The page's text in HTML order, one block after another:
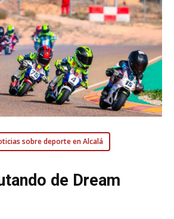
sobre deporte en Alcalá
de Dream